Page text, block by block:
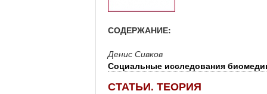
СОДЕРЖАНИЕ:
Денис Сивков
Социальные исследования
СТАТЬИ. ТЕОРИЯ